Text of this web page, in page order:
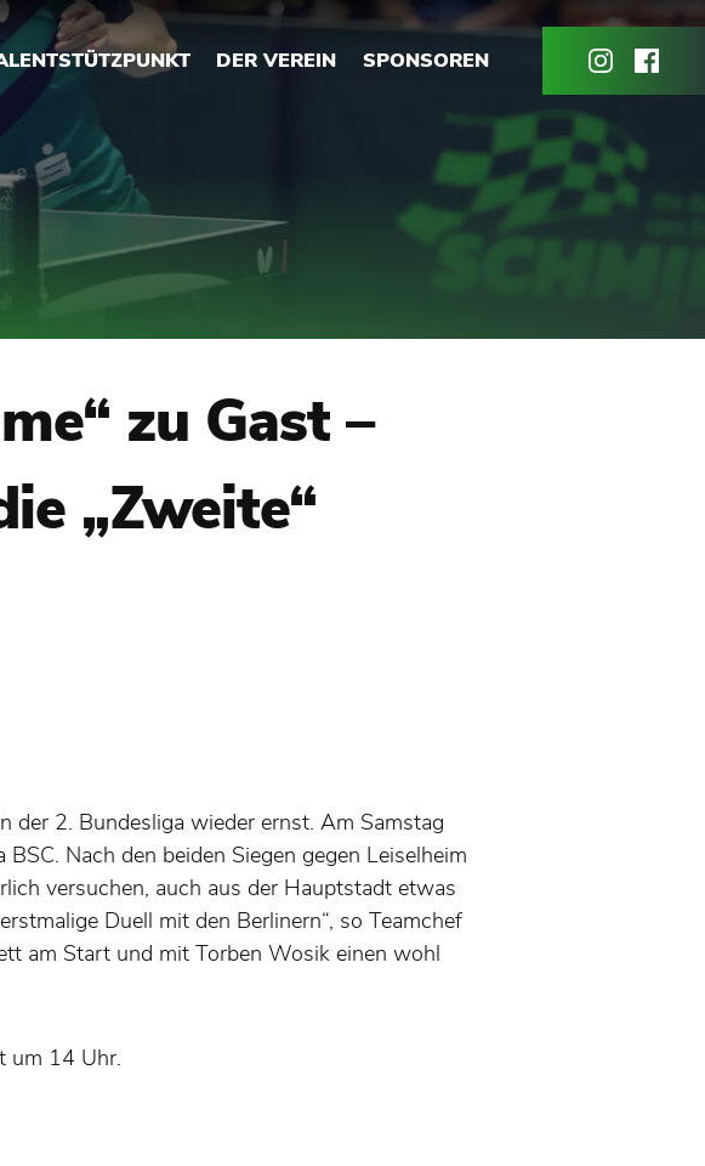
DER VEREIN SPONSOREN
zu Gast –
„Zweite“
der 2. Bundesliga wieder ernst. Am Samstag
Nach den beiden Siegen gegen Leiselheim
versuchen, auch aus der Hauptstadt etwas
Duell mit den Berlinern“, so Teamchef
am Start und mit Torben Wosik einen wohl
um 14 Uhr.